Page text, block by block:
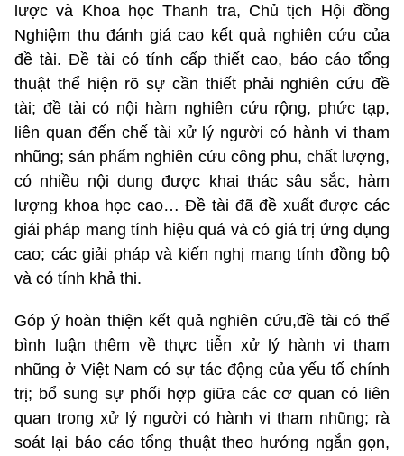
lược và Khoa học Thanh tra, Chủ tịch Hội đồng
Nghiệm thu đánh giá cao kết quả nghiên cứu của
đề tài. Đề tài có tính cấp thiết cao, báo cáo tổng
thuật thể hiện rõ sự cần thiết phải nghiên cứu đề
tài; đề tài có nội hàm nghiên cứu rộng, phức tạp,
liên quan đến chế tài xử lý người có hành vi tham
nhũng; sản phẩm nghiên cứu công phu, chất lượng,
có nhiều nội dung được khai thác sâu sắc, hàm
lượng khoa học cao… Đề tài đã đề xuất được các
giải pháp mang tính hiệu quả và có giá trị ứng dụng
cao; các giải pháp và kiến nghị mang tính đồng bộ
và có tính khả thi.
Góp ý hoàn thiện kết quả nghiên cứu,đề tài có thể
bình luận thêm về thực tiễn xử lý hành vi tham
nhũng ở Việt Nam có sự tác động của yếu tố chính
trị; bổ sung sự phối hợp giữa các cơ quan có liên
quan trong xử lý người có hành vi tham nhũng; rà
soát lại báo cáo tổng thuật theo hướng ngắn gọn,